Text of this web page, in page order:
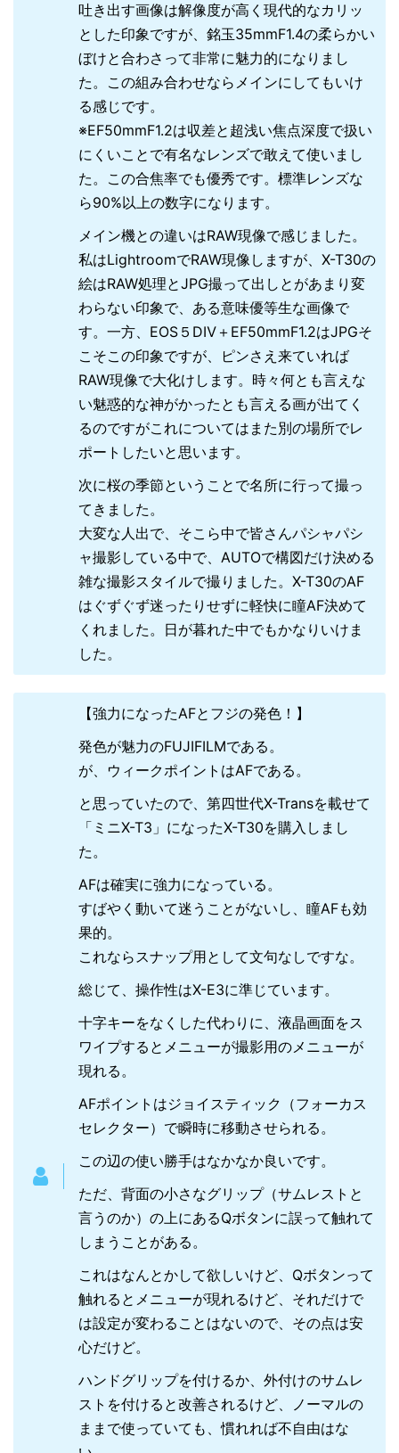
吐き出す画像は解像度が高く現代的なカリッ
とした印象ですが、銘玉35mmF1.4の柔らかい
ぼけと合わさって非常に魅力的になりまし
た。この組み合わせならメインにしてもいけ
る感じです。
※EF50mmF1.2は収差と超浅い焦点深度で扱い
にくいことで有名なレンズで敢えて使いまし
た。この合焦率でも優秀です。標準レンズな
ら90%以上の数字になります。
メイン機との違いはRAW現像で感じました。
私はLightroomでRAW現像しますが、X-T30の
絵はRAW処理とJPG撮って出しとがあまり変
わらない印象で、ある意味優等生な画像で
す。一方、EOS５DⅣ＋EF50mmF1.2はJPGそ
こそこの印象ですが、ピンさえ来ていれば
RAW現像で大化けします。時々何とも言えな
い魅惑的な神がかったとも言える画が出てく
るのですがこれについてはまた別の場所でレ
ポートしたいと思います。
次に桜の季節ということで名所に行って撮っ
てきました。
大変な人出で、そこら中で皆さんパシャパシ
ャ撮影している中で、AUTOで構図だけ決める
雑な撮影スタイルで撮りました。X-T30のAF
はぐずぐず迷ったりせずに軽快に瞳AF決めて
くれました。日が暮れた中でもかなりいけま
した。
【強力になったAFとフジの発色！】
発色が魅力のFUJIFILMである。
が、ウィークポイントはAFである。
と思っていたので、第四世代X-Transを載せて
「ミニX-T3」になったX-T30を購入しまし
た。
AFは確実に強力になっている。
すばやく動いて迷うことがないし、瞳AFも効
果的。
これならスナップ用として文句なしですな。
総じて、操作性はX-E3に準じています。
十字キーをなくした代わりに、液晶画面をス
ワイプするとメニューが撮影用のメニューが
現れる。
AFポイントはジョイスティック（フォーカス
セレクター）で瞬時に移動させられる。
この辺の使い勝手はなかなか良いです。
ただ、背面の小さなグリップ（サムレストと
言うのか）の上にあるQボタンに誤って触れて
しまうことがある。
これはなんとかして欲しいけど、Qボタンって
触れるとメニューが現れるけど、それだけで
は設定が変わることはないので、その点は安
心だけど。
ハンドグリップを付けるか、外付けのサムレ
ストを付けると改善されるけど、ノーマルの
ままで使っていても、慣れれば不自由はな